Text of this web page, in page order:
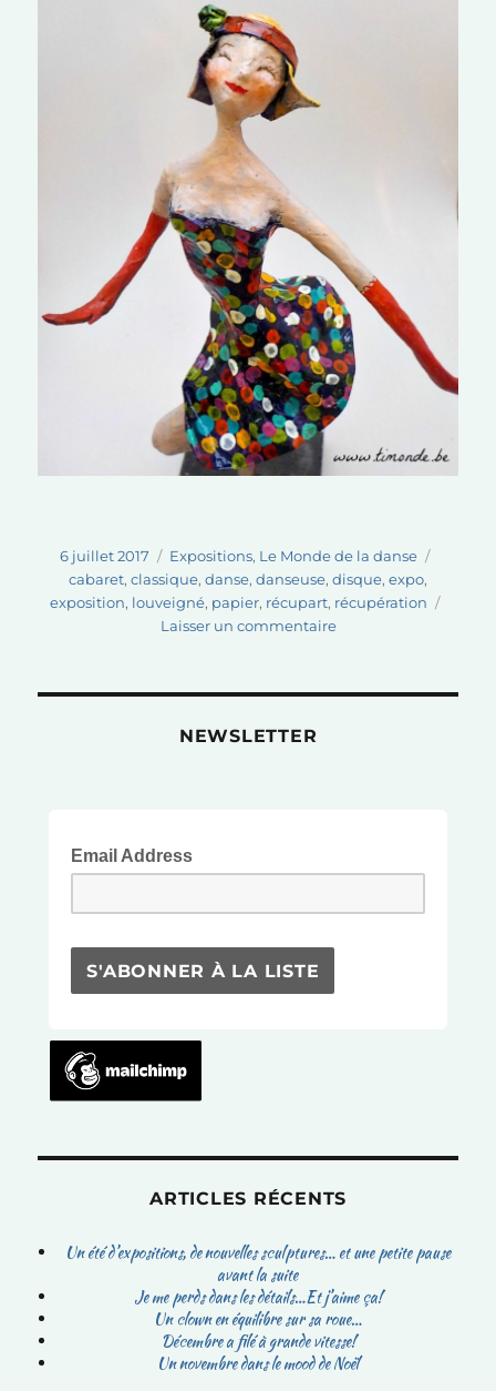
Publié
le
6 juillet 2017 Catégories
Expositions, Le Monde de la danse
cabaret, classique, danse, danseuse, disque, expo,
exposition, louveigné, papier, récupart, récupération
Laisser un commentairesur
Louveigné
NEWSLETTER
Email Address
ARTICLES RÉCENTS
Un été d’expositions, de nouvelles sculptures… et une petite pause
avant la suite
Je me perds dans les détails…Et j’aime ça!
Un clown en équilibre sur sa roue…
Décembre a filé à grande vitesse!
Un novembre dans le mood de Noël